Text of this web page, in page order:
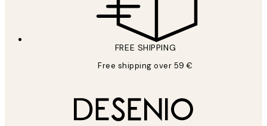
FREE SHIPPING
Free shipping over 59 €